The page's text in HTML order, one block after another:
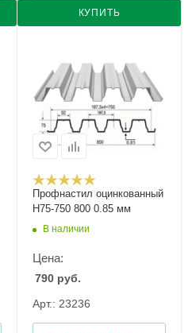
КУПИТЬ
Профнастил оцинкованный
Н75-750 800 0.85 мм
В наличии
Цена:
790 руб.
Арт.: 23236